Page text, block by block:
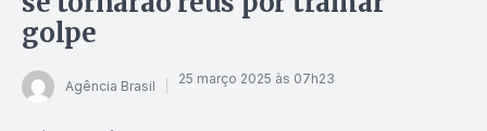
golpe
Agência Brasil 25 março 2025 às 07h23